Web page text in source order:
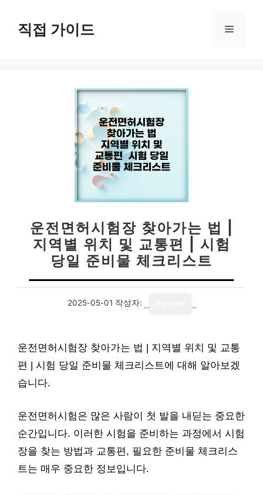
직접 가이드 메
운전면허시험장 찾아가는 법 |
지역별 위치 및 교통편 | 시험
당일 준비물 체크리스트
2025-05-01 작성자:
운전면허시험장 찾아가는 법 | 지역별 위치 및 교통
편 | 시험 당일 준비물 체크리스트에 대해 알아보겠
습니다.
운전면허시험은 많은 사람이 첫 발을 내딛는 중요한
순간입니다. 이러한 시험을 준비하는 과정에서 시험
장을 찾는 방법과 교통편, 필요한 준비물 체크리스
트는 매우 중요한 정보입니다.